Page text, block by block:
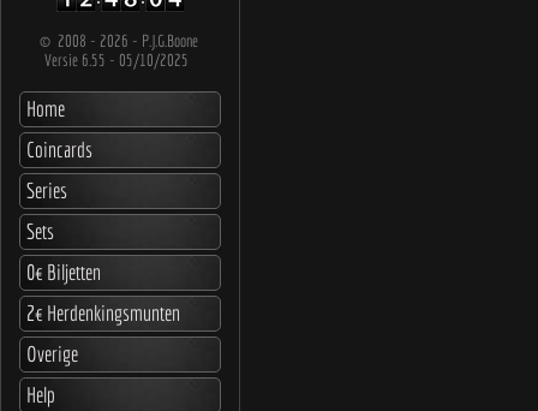
© 2008 - 2026 - P.J.G.Boone
Versie 6.55 - 05/10/2025
Home
Coincards
Series
Sets
0€ Biljetten
2€ Herdenkingsmunten
Overige
Help